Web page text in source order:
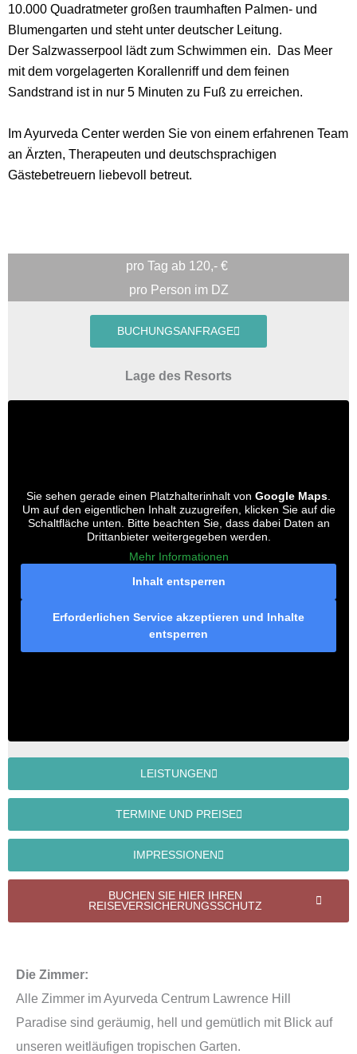
10.000 Quadratmeter großen traumhaften Palmen- und
Blumengarten und steht unter deutscher Leitung.
Der Salzwasserpool lädt zum Schwimmen ein. Das Meer
mit dem vorgelagerten Korallenriff und dem feinen
Sandstrand ist in nur 5 Minuten zu Fuß zu erreichen.
Im Ayurveda Center werden Sie von einem erfahrenen Team
an Ärzten, Therapeuten und deutschsprachigen
Gästebetreuern liebevoll betreut.
pro Tag ab 120,- €
pro Person im DZ
BUCHUNGSANFRAGE
Lage des Resorts
Sie sehen gerade einen Platzhalterinhalt von Google Maps
Um auf den eigentlichen Inhalt zuzugreifen, klicken Sie auf die
Schaltfläche unten. Bitte beachten Sie, dass dabei Daten an
Drittanbieter weitergegeben werden.
Mehr Informationen
Inhalt entsperren
Erforderlichen Service akzeptieren und Inhalte
entsperren
LEISTUNGEN
TERMINE UND PREISE
IMPRESSIONEN
BUCHEN SIE HIER IHREN
REISEVERSICHERUNGSSCHUTZ
Die Zimmer:
Alle Zimmer im Ayurveda Centrum Lawrence Hill
Paradise sind geräumig, hell und gemütlich mit Blick auf
unseren weitläufigen tropischen Garten.